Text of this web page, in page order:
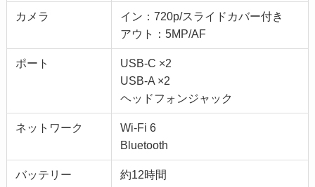
カメラ
イン：720p/スライドカバー付き
アウト：5MP/AF
ポート
USB-C ×2
USB-A ×2
ヘッドフォンジャック
ネットワーク
Wi-Fi 6
Bluetooth
バッテリー 約12時間